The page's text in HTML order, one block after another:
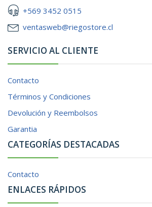
+569 3452 0515
ventasweb@riegostore.cl
SERVICIO AL CLIENTE
Contacto
Términos y Condiciones
Devolución y Reembolsos
Garantia
CATEGORÍAS DESTACADAS
Contacto
ENLACES RÁPIDOS